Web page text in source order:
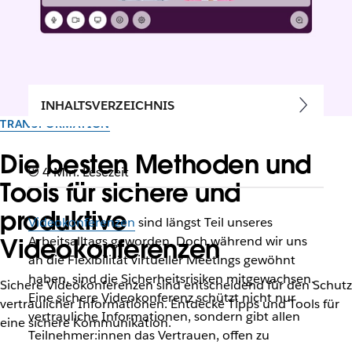
TRANSFORMATION
Die besten Methoden und
Tools für sichere und
produktive
Videokonferenzen
Sichere Videokonferenzen sind entscheidend für den Schutz
vertraulicher Informationen. Entdecke Tipps und Tools für
eine sichere Kommunikation.
INHALTSVERZEICHNIS
4 Min. Lesezeit
Videokonferenzen sind längst Teil unseres
Arbeitsalltags geworden. Doch während wir uns
an die Flexibilität virtueller Meetings gewöhnt
haben, sind die Sicherheitsrisiken mitgewachsen.
Eine sichere Videokonferenz schützt nicht nur
vertrauliche Informationen, sondern gibt allen
Teilnehmer:innen das Vertrauen, offen zu